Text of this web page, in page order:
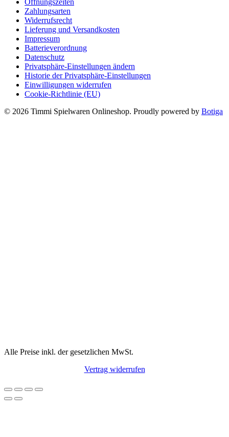
Zahlungsarten
Widerrufsrecht
Lieferung und Versandkosten
Impressum
Batterieverordnung
Datenschutz
Privatsphäre-Einstellungen ändern
Historie der Privatsphäre-Einstellungen
Einwilligungen widerrufen
Cookie-Richtlinie (EU)
© 2026 Timmi Spielwaren Onlineshop. Proudly powered by Botiga
Alle Preise inkl. der gesetzlichen MwSt.
Vertrag widerrufen